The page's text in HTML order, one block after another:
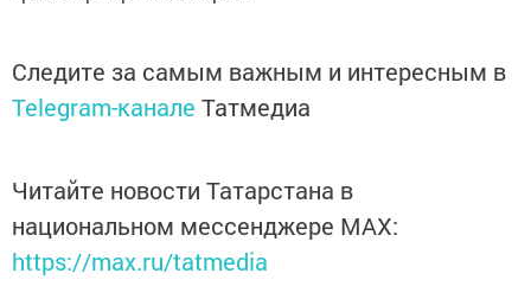
Следите за самым важным и интересным в
Telegram-канале Татмедиа
Читайте новости Татарстана в
национальном мессенджере MАХ:
https://max.ru/tatmedia